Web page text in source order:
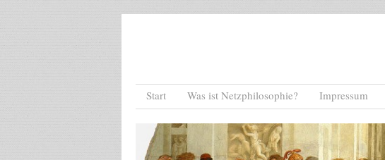
Menu
Skip to content
Start Was ist Netzphilosophie? Impressum